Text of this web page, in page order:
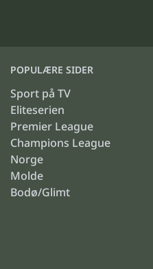
POPULÆRE SIDER
Sport på TV
Eliteserien
Premier League
Champions League
Norge
Molde
Bodø/Glimt